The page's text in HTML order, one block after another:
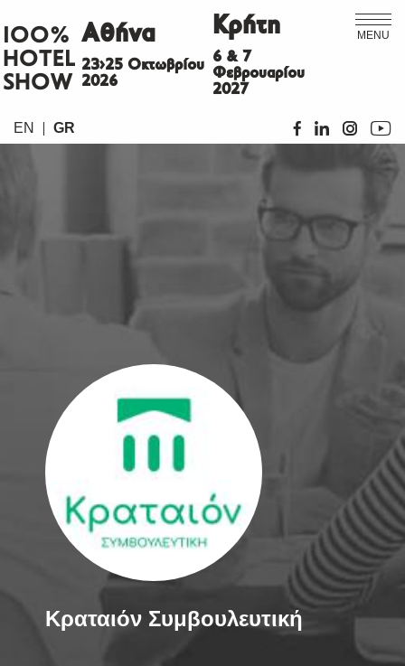
MENU
ΙΟΟ%
HOTEL
SHOW
Αθήνα
23>25 Οκτωβρίου
2026
Κρήτη
6 & 7
Φεβρουαρίου
2027
EN GR
Κραταιόν Συμβουλευτική